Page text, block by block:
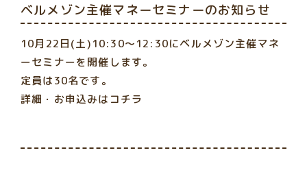
ベルメゾン主催マネーセミナーのお知らせ
10月22日(土)10:30～12:30にベルメゾン主催マネ
ーセミナーを開催します。
定員は30名です。
詳細・お申込みはコチラ